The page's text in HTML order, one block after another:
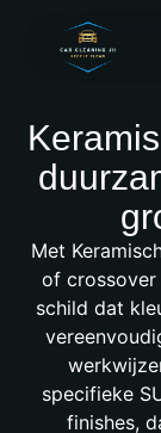
Met
of crossover
schild dat
specifieke
finishes,